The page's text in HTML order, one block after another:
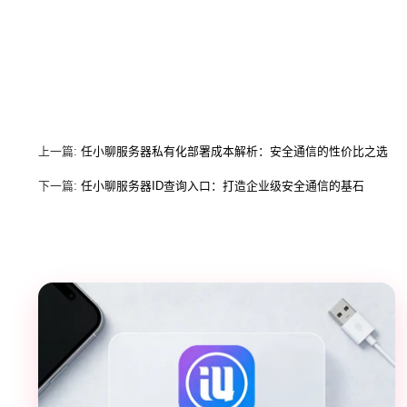
上一篇: 任小聊服务器私有化部署成本解析：安全通信的性价比之选
下一篇: 任小聊服务器ID查询入口：打造企业级安全通信的基石